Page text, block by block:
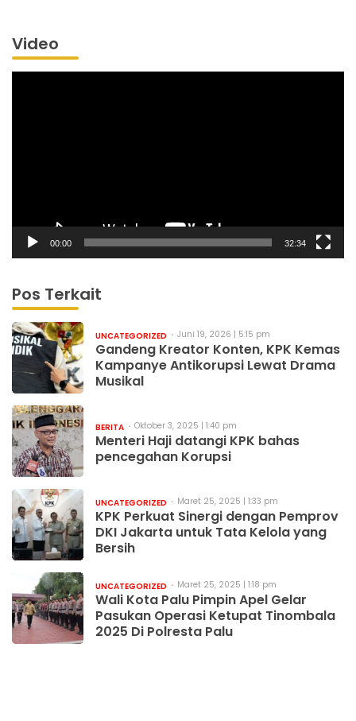
Video
00:00 32:34
Pos Terkait
UNCATEGORIZED Juni 19, 2026 | 5:15 pm
Gandeng Kreator Konten, KPK Kemas
Kampanye Antikorupsi Lewat Drama
Musikal
BERITA Oktober 3, 2025 | 1:40 pm
Menteri Haji datangi KPK bahas
pencegahan Korupsi
UNCATEGORIZED Maret 25, 2025 | 1:33 pm
KPK Perkuat Sinergi dengan Pemprov
DKI Jakarta untuk Tata Kelola yang
Bersih
UNCATEGORIZED Maret 25, 2025 | 1:18 pm
Wali Kota Palu Pimpin Apel Gelar
Pasukan Operasi Ketupat Tinombala
2025 Di Polresta Palu